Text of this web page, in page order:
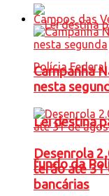
Lei destina
fundo da
Campos das
Campanha
nesta
Desenrola
terão até 31
bancárias